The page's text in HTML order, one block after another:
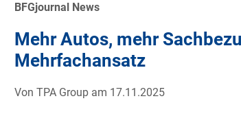
BFGjournal News
Mehr Autos, mehr
Mehrfachansatz
Von TPA Group am 17.11.2025